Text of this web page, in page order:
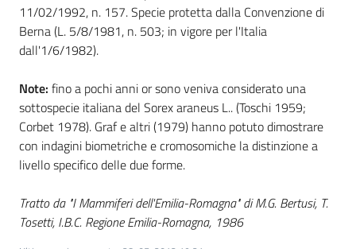
Ambiente
Argomenti
Servizi
11/02/1992, n. 157. Specie protetta dalla Convenzione di
Berna (L. 5/8/1981, n. 503; in vigore per l'Italia
dall'1/6/1982).
Note: fino a pochi anni or sono veniva considerato una
sottospecie italiana del Sorex araneus L.. (Toschi 1959;
Corbet 1978). Graf e altri (1979) hanno potuto dimostrare
con indagini biometriche e cromosomiche la distinzione a
livello specifico delle due forme.
Tratto da "I Mammiferi dell'Emilia-Romagna" di M.G. Bertusi, T.
Tosetti, I.B.C. Regione Emilia-Romagna, 1986